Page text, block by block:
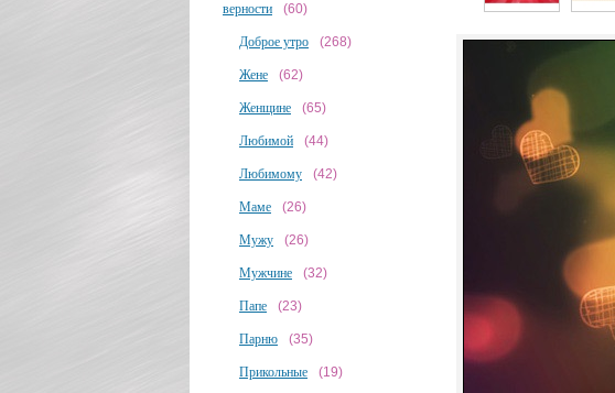
верности
(60)
Доброе утро (268)
Жене (62)
Женщине (65)
Любимой (44)
Любимому (42)
Маме (26)
Мужу (26)
Мужчине (32)
Папе (23)
Парню (35)
Прикольные (19)